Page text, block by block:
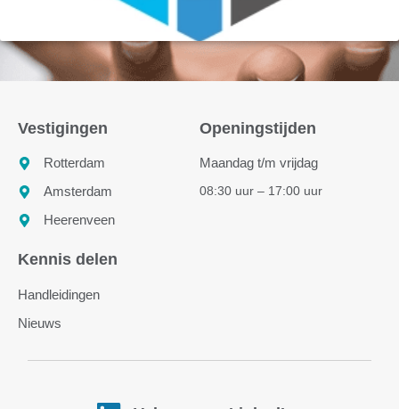
Vestigingen
Rotterdam
Amsterdam
Heerenveen
Openingstijden
Maandag t/m vrijdag
08:30 uur – 17:00 uur
Kennis delen
Handleidingen
Nieuws